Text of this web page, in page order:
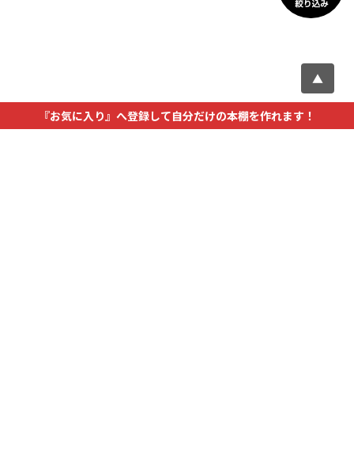
▲
『お気に入り』へ登録して自分だけの本棚を作れます！